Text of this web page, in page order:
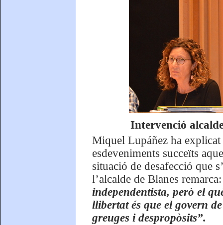
Intervenció
Miquel Lupáñez ha explicat
esdeveniments succeïts
situació de desafecció que
l’alcalde de Blanes
independentista, però el
llibertat és que el govern
greuges i despropòsits”.